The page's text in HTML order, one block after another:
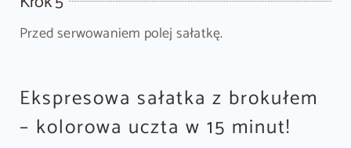
Przed serwowaniem polej sałatkę.
Ekspresowa sałatka z brokułem
– kolorowa uczta w 15 minut!